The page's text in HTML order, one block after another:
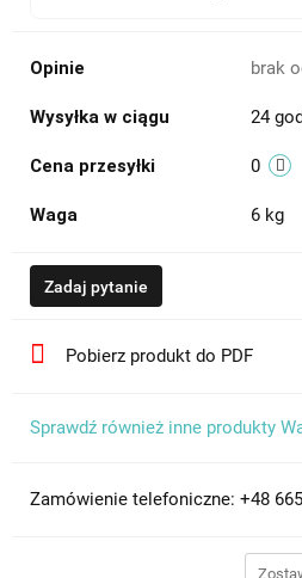
Opinie brak
Wysyłka w ciągu 24
Cena przesyłki 0
Waga 6 kg
Zadaj pytanie
Pobierz produkt do PDF
Sprawdź również inne produkty
Zamówienie telefoniczne: +48